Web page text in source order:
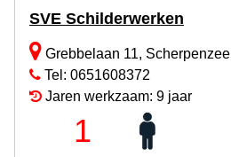
SVE Schilderwerken
Grebbelaan 11, Scherpenzeel
Tel: 0651608372
Jaren werkzaam: 9 jaar
1